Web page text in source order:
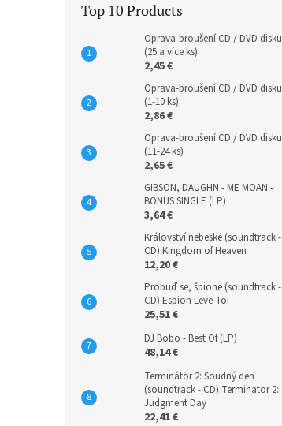
Top 10 Products
Oprava-broušení CD / DVD disku
(25 a více ks)
2,45 €
Oprava-broušení CD / DVD disku
(1-10 ks)
2,86 €
Oprava-broušení CD / DVD disku
(11-24 ks)
2,65 €
GIBSON, DAUGHN - ME MOAN -
BONUS SINGLE (LP)
3,64 €
Království nebeské (soundtrack -
CD) Kingdom of Heaven
12,20 €
Probuď se, špione (soundtrack -
CD) Espion Leve-Toi
25,51 €
DJ Bobo - Best Of (LP)
48,14 €
Terminátor 2: Soudný den
(soundtrack - CD) Terminator 2:
Judgment Day
22,41 €